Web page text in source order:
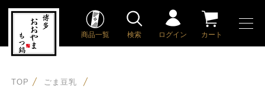
商品一覧 検索 ログイン カート
TOP ごま豆乳